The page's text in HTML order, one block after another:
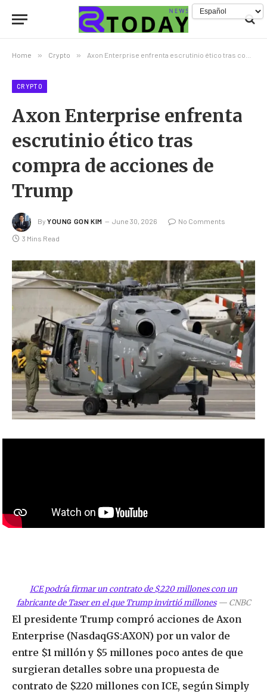
Home » Crypto » Axon Enterprise enfrenta escrutinio ético tras compra de acciones de Trump
CRYPTO
Axon Enterprise enfrenta
escrutinio ético tras
compra de acciones de
Trump
By YOUNG GON KIM June 30, 2026 No Comments
3 Mins Read
ICE podría firmar un contrato de $220 millones con un
fabricante de Taser en el que Trump invirtió millones— CNBC
El presidente Trump compró acciones de Axon
Enterprise (NasdaqGS:AXON) por un valor de
entre $1 millón y $5 millones poco antes de que
surgieran detalles sobre una propuesta de
contrato de $220 millones con ICE, según Simply